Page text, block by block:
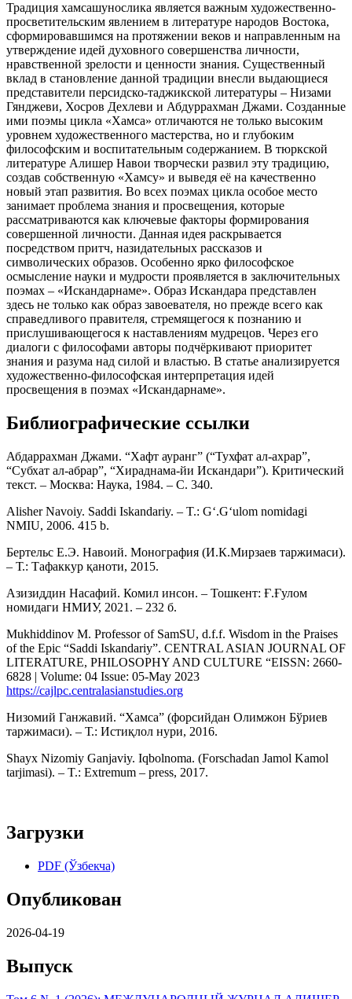
Традиция хамсашунослика является важным художественно-
просветительским явлением в литературе народов Востока,
сформировавшимся на протяжении веков и направленным на
утверждение идей духовного совершенства личности,
нравственной зрелости и ценности знания. Существенный
вклад в становление данной традиции внесли выдающиеся
представители персидско-таджикской литературы – Низами
Гянджеви, Хосров Дехлеви и Абдуррахман Джами. Созданные
ими поэмы цикла «Хамса» отличаются не только высоким
уровнем художественного мастерства, но и глубоким
философским и воспитательным содержанием. В тюркской
литературе Алишер Навои творчески развил эту традицию,
создав собственную «Хамсу» и выведя её на качественно
новый этап развития. Во всех поэмах цикла особое место
занимает проблема знания и просвещения, которые
рассматриваются как ключевые факторы формирования
совершенной личности. Данная идея раскрывается
посредством притч, назидательных рассказов и
символических образов. Особенно ярко философское
осмысление науки и мудрости проявляется в заключительных
поэмах – «Искандарнаме». Образ Искандара представлен
здесь не только как образ завоевателя, но прежде всего как
справедливого правителя, стремящегося к познанию и
прислушивающегося к наставлениям мудрецов. Через его
диалоги с философами авторы подчёркивают приоритет
знания и разума над силой и властью. В статье анализируется
художественно-философская интерпретация идей
просвещения в поэмах «Искандарнаме».
Библиографические ссылки
Абдаррахман Джами. “Хафт ауранг” (“Тухфат ал-ахрар”,
“Субхат ал-абрар”, “Хираднама-йи Искандари”). Критический
текст. – Москва: Наука, 1984. – C. 340.
Alisher Navoiy. Saddi Iskandariy. – T.: G‘.G‘ulom nomidagi
NMIU, 2006. 415 b.
Бертельс Е.Э. Навоий. Монография (И.К.Мирзаев таржимаси).
– Т.: Тафаккур қаноти, 2015.
Азизиддин Насафий. Комил инсон. – Тошкент: Ғ.Ғулом
номидаги НМИУ, 2021. – 232 б.
Mukhiddinov M. Professor of SamSU, d.f.f. Wisdom in the Praises
of the Epic “Saddi Iskandariy”. CENTRAL ASIAN JOURNAL OF
LITERATURE, PHILOSOPHY AND CULTURE “EISSN: 2660-
6828 | Volume: 04 Issue: 05-May 2023
https://cajlpc.centralasianstudies.org
Низомий Ганжавий. “Хамса” (форсийдан Олимжон Бўриев
таржимаси). – Т.: Истиқлол нури, 2016.
Shayx Nizomiy Ganjaviy. Iqbolnoma. (Forschadan Jamol Kamol
tarjimasi). – T.: Extremum – press, 2017.
Загрузки
PDF (Ўзбекча)
Опубликован
2026-04-19
Выпуск